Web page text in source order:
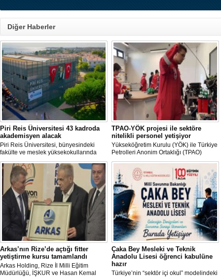
Diğer Haberler
Piri Reis Üniversitesi 43 kadroda
akademisyen alacak
Piri Reis Üniversitesi, bünyesindeki
fakülte ve meslek yüksekokullarında
görevlendirilmek üzere toplam 43
akademisyen alımı yapacağını duyurdu.
Başvurular 10 Ağustos 2026 tarihine
kadar devam edecek.
TPAO-YÖK projesi ile sektöre
nitelikli personel yetişiyor
Yükseköğretim Kurulu (YÖK) ile Türkiye
Petrolleri Anonim Ortaklığı (TPAO)
arasında imzalanan protokolle hayata
geçirilen "Açık Deniz Teknolojisi"
programları sektöre nitelikli personel
yetiştiriyor.
Arkas’nın Rize’de açtığı fitter
yetiştirme kursu tamamlandı
Arkas Holding, Rize İl Milli Eğitim
Müdürlüğü, İŞKUR ve Hasan Kemal
Çaka Bey Mesleki ve Teknik
Anadolu Lisesi öğrenci kabulüne
hazır
Türkiye’nin “sektör içi okul” modelindeki